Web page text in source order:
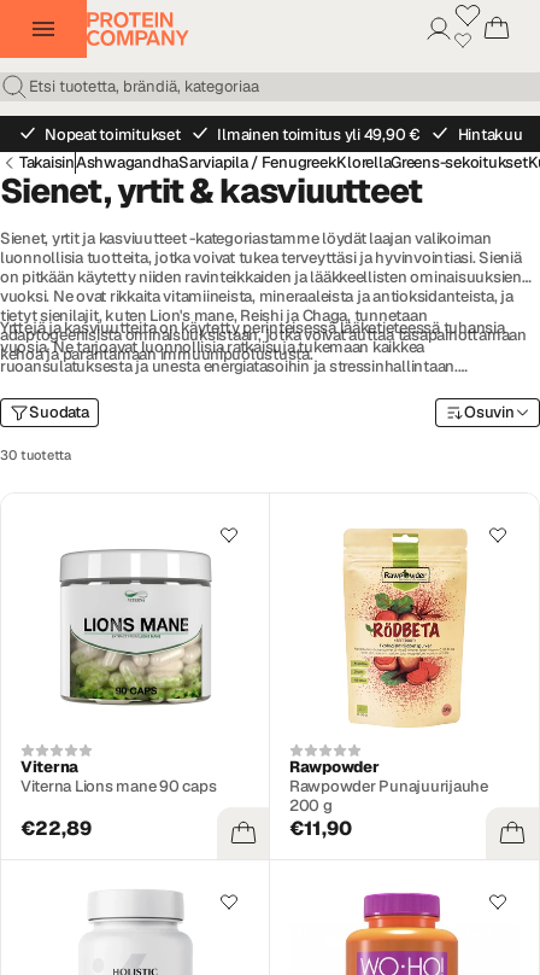
Nopeat toimitukset Ilmainen toimitus yli 49,90 €
Hintakuu
TakaisinAshwagandhaSarviapila / FenugreekKlorellaGreens-sekoitukset
Sienet, yrtit & kasviuutteet
Sienet, yrtit ja kasviuutteet -kategoriastamme löydät laajan valikoiman
luonnollisia tuotteita, jotka voivat tukea terveyttäsi ja hyvinvointiasi. Sieniä
on pitkään käytetty niiden ravinteikkaiden ja lääkkeellisten ominaisuuksien
vuoksi. Ne ovat rikkaita vitamiineista, mineraaleista ja antioksidanteista, ja
tietyt sienilajit, kuten Lion's mane, Reishi ja Chaga, tunnetaan
adaptogeenisista ominaisuuksistaan, jotka voivat auttaa tasapainottamaan
kehoa ja parantamaan immuunipuolustusta.
Yrttejä ja kasviuutteita on käytetty perinteisessä lääketieteessä tuhansia
vuosia. Ne tarjoavat luonnollisia ratkaisuja tukemaan kaikkea
ruoansulatuksesta ja unesta energiatasoihin ja stressinhallintaan.
antaa voimakkaan lisän eri terveystarkoituksiin.
Suodata
30 tuotetta
Osuvin
Viterna
Viterna Lions mane 90 caps
€22,89
Rawpowder
Rawpowder Punajuurijauhe
200 g
€11,90